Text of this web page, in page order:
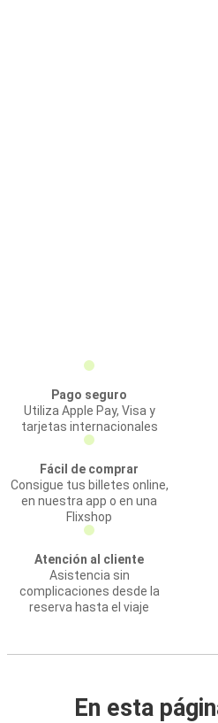
Pago seguro
Utiliza Apple Pay, Visa y
tarjetas internacionales
Fácil de comprar
Consigue tus billetes online,
en nuestra app o en una
Flixshop
Atención al cliente
Asistencia sin
complicaciones desde la
reserva hasta el viaje
En esta